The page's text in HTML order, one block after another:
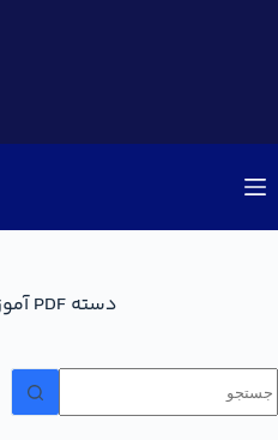
دسته